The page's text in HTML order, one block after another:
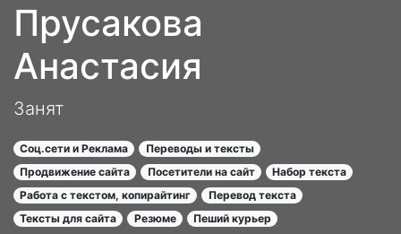
Прусакова
Анастасия
Занят
Соц.сети и Реклама
Переводы и тексты
Продвижение сайта
Посетители на сайт
Набор текста
Работа с текстом, копирайтинг
Перевод текста
Тексты для сайта
Резюме
Пеший курьер